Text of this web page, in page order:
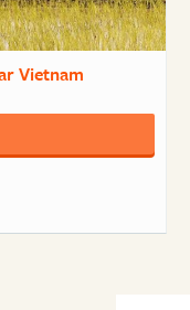
Vietnam